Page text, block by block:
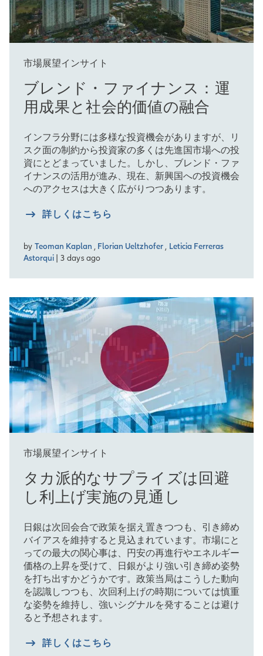
市場展望インサイト
ブレンド・ファイナンス：運
用成果と社会的価値の融合
インフラ分野には多様な投資機会がありますが、リ
スク面の制約から投資家の多くは先進国市場への投
資にとどまっていました。しかし、ブレンド・ファ
イナンスの活用が進み、現在、新興国への投資機会
へのアクセスは大きく広がりつつあります。
詳しくはこちら
by Teoman Kaplan , Florian Ueltzhofer , Leticia Ferreras
Astorqui | 3 days ago
市場展望インサイト
タカ派的なサプライズは回避
し利上げ実施の見通し
日銀は次回会合で政策を据え置きつつも、引き締め
バイアスを維持すると見込まれています。市場にと
っての最大の関心事は、円安の再進行やエネルギー
価格の上昇を受けて、日銀がより強い引き締め姿勢
を打ち出すかどうかです。政策当局はこうした動向
を認識しつつも、次回利上げの時期については慎重
な姿勢を維持し、強いシグナルを発することは避け
ると予想されます。
詳しくはこちら